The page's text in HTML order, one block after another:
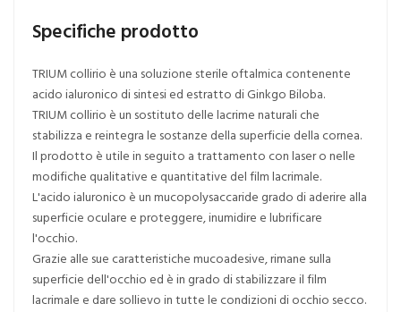
Specifiche prodotto
TRIUM collirio è una soluzione sterile oftalmica contenente
acido ialuronico di sintesi ed estratto di Ginkgo Biloba.
TRIUM collirio è un sostituto delle lacrime naturali che
stabilizza e reintegra le sostanze della superficie della cornea.
Il prodotto è utile in seguito a trattamento con laser o nelle
modifiche qualitative e quantitative del film lacrimale.
L'acido ialuronico è un mucopolysaccaride grado di aderire alla
superficie oculare e proteggere, inumidire e lubrificare
l'occhio.
Grazie alle sue caratteristiche mucoadesive, rimane sulla
superficie dell'occhio ed è in grado di stabilizzare il film
lacrimale e dare sollievo in tutte le condizioni di occhio secco.